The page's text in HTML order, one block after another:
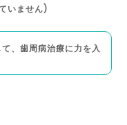
いません)
、歯周病治療に力を入